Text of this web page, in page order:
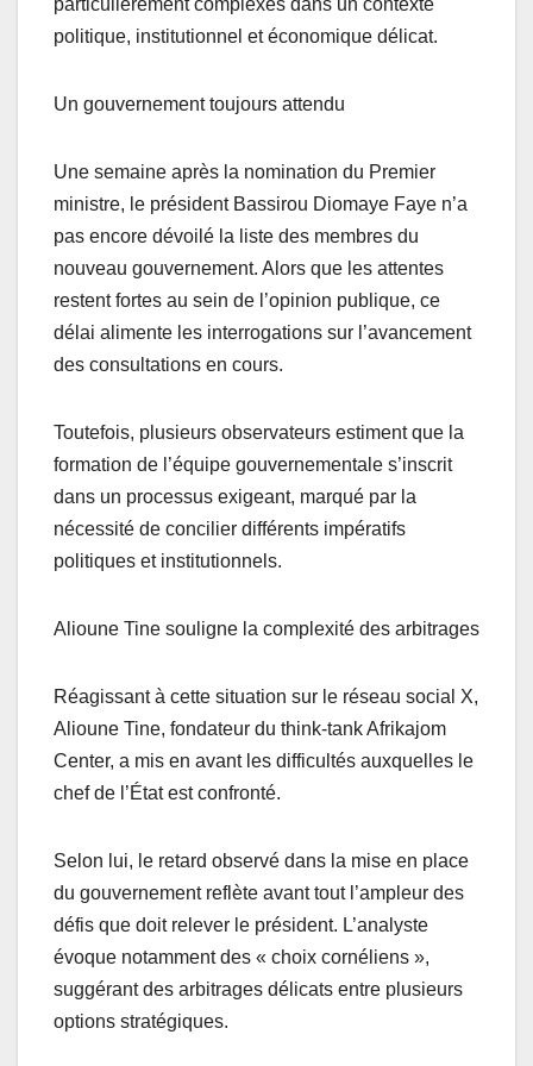
politique, institutionnel et économique délicat.
Un gouvernement toujours attendu
Une semaine après la nomination du Premier
ministre, le président Bassirou Diomaye Faye n’a
pas encore dévoilé la liste des membres du
nouveau gouvernement. Alors que les attentes
restent fortes au sein de l’opinion publique, ce
délai alimente les interrogations sur l’avancement
des consultations en cours.
Toutefois, plusieurs observateurs estiment que la
formation de l’équipe gouvernementale s’inscrit
dans un processus exigeant, marqué par la
nécessité de concilier différents impératifs
politiques et institutionnels.
Alioune Tine souligne la complexité des arbitrages
Réagissant à cette situation sur le réseau social X,
Alioune Tine, fondateur du think-tank Afrikajom
Center, a mis en avant les difficultés auxquelles le
chef de l’État est confronté.
Selon lui, le retard observé dans la mise en place
du gouvernement reflète avant tout l’ampleur des
défis que doit relever le président. L’analyste
évoque notamment des « choix cornéliens »,
suggérant des arbitrages délicats entre plusieurs
options stratégiques.